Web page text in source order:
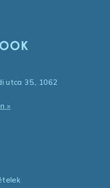
utca 35., 1062
»